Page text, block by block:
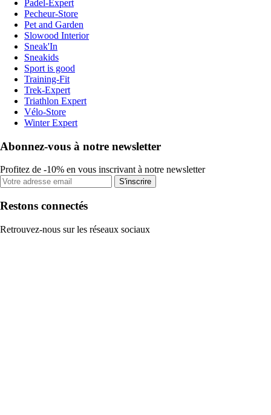
Padel-Expert
Pecheur-Store
Pet and Garden
Slowood Interior
Sneak'In
Sneakids
Sport is good
Training-Fit
Trek-Expert
Triathlon Expert
Vélo-Store
Winter Expert
Abonnez-vous à notre newsletter
Profitez de -10% en vous inscrivant à notre newsletter
S'inscrire
Restons connectés
Retrouvez-nous sur les réseaux sociaux